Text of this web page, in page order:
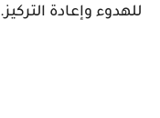
للهدوء وإعادة التركيز.